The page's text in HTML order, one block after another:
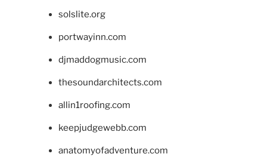
solslite.org
portwayinn.com
djmaddogmusic.com
thesoundarchitects.com
allin1roofing.com
keepjudgewebb.com
anatomyofadventure.com